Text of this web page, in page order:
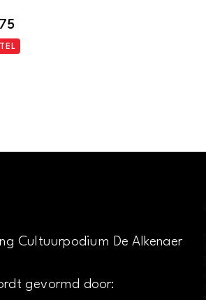
Cultuurpodium De Alkenaer
gevormd door: